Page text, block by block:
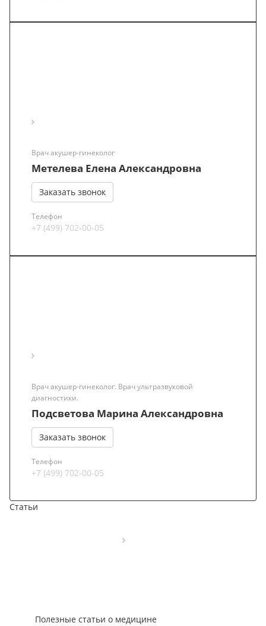
Врач акушер-гинеколог
Метелева Елена Александровна
Заказать звонок
Телефон
+7 (499) 702-00-05
Врач акушер-гинеколог. Врач ультразвуковой
диагностики.
Подсветова Марина Александровна
Заказать звонок
Телефон
+7 (499) 702-00-05
Статьи
Полезные статьи о медицине